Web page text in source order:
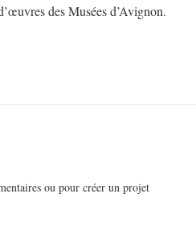
des Musées d’Avignon.
ou pour créer un projet